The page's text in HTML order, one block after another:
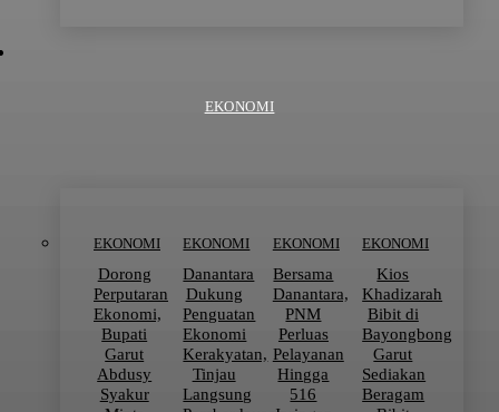
EKONOMI
EKONOMI
Dorong
Perputaran
Ekonomi,
Bupati
Garut
Abdusy
Syakur
EKONOMI
Danantara
Dukung
Penguatan
Ekonomi
Kerakyatan,
Tinjau
Langsung
EKONOMI
Bersama
Danantara,
PNM
Perluas
Pelayanan
Hingga
516
EKONOMI
Kios
Khadizarah
Bibit di
Bayongbong
Garut
Sediakan
Beragam